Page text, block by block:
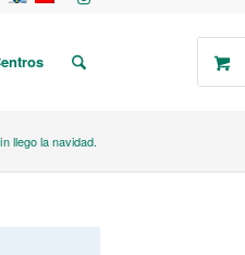
llego la navidad.